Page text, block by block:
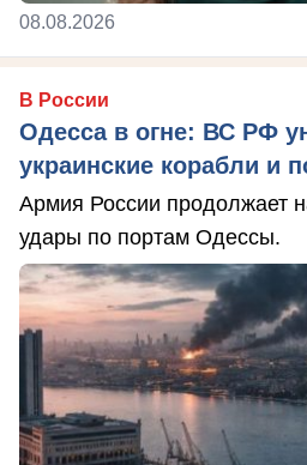
08.08.2026
В России
Одесса в огне: ВС РФ
украинские корабли и
Армия России продолжает
удары по портам Одессы.